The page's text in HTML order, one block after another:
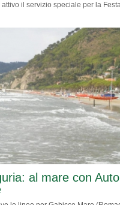
il servizio speciale per la
al mare con